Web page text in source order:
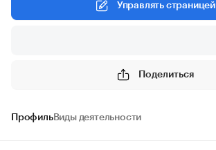
Управлять страницей
Поделиться
ПрофильВиды деятельности